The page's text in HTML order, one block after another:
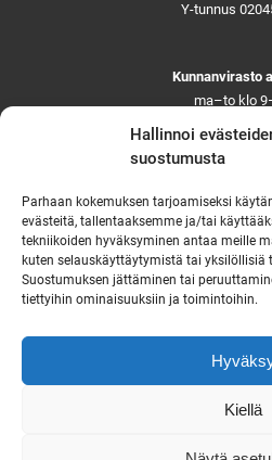
Hallinnoi
suostumusta
Parhaan kokemuksen tarjoamiseksi
evästeitä, tallentaaksemme ja/tai
tekniikoiden hyväksyminen antaa meille
kuten selauskäyttäytymistä tai yksilöllisiä
Suostumuksen jättäminen tai
tiettyihin ominaisuuksiin ja toimintoihin.
Kiellä
Y-tunnus
Kunnanvirasto
ma–to klo
pe ja aattoina